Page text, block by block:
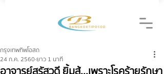
กรุงเทพทิพโอสถ
24 ก.ค. 2560ยาว 1 นาที